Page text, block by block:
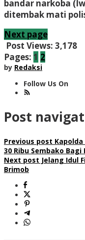
bandar narkoba
ditembak mati
Next page
Post Views: 3,178
Pages: 1 2
by Redaksi
Follow Us On
Post
Previous post
30 Ribu Sembako
Next post Jelang Idul
Brimob